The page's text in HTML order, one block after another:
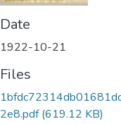
Date
1922-10-21
Files
2e8.pdf(619.12 KB)